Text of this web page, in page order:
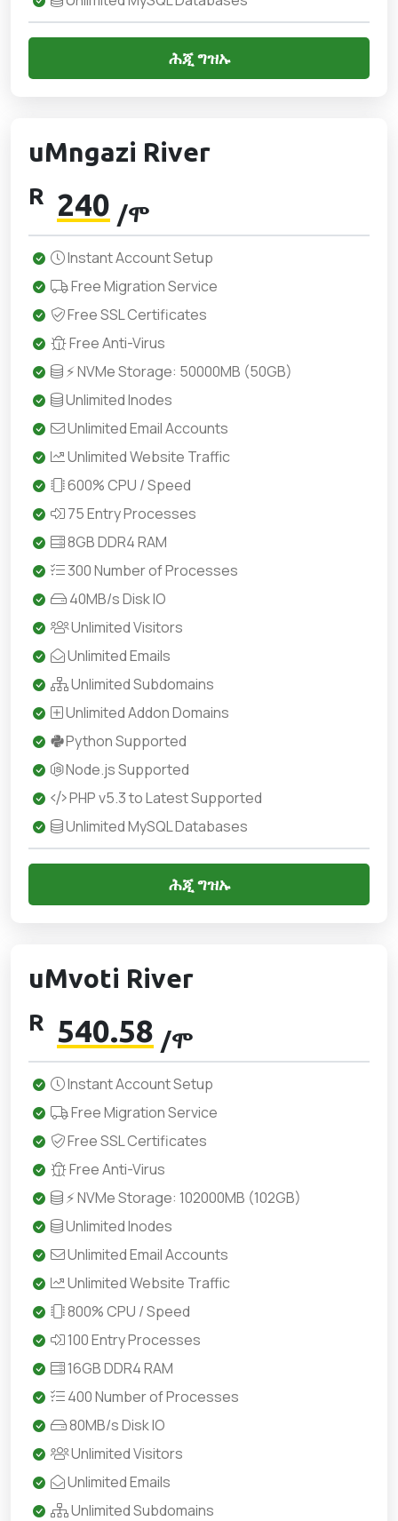
ሕጂ ግዝኡ
uMngazi River
R 240 /ሞ
Instant Account Setup
Free Migration Service
Free SSL Certificates
Free Anti-Virus
⚡ NVMe Storage: 50000MB (50GB)
Unlimited Inodes
Unlimited Email Accounts
Unlimited Website Traffic
600% CPU / Speed
75 Entry Processes
8GB DDR4 RAM
300 Number of Processes
40MB/s Disk IO
Unlimited Visitors
Unlimited Emails
Unlimited Subdomains
Unlimited Addon Domains
Python Supported
Node.js Supported
PHP v5.3 to Latest Supported
Unlimited MySQL Databases
ሕጂ ግዝኡ
uMvoti River
R 540.58 /ሞ
Instant Account Setup
Free Migration Service
Free SSL Certificates
Free Anti-Virus
⚡ NVMe Storage: 102000MB (102GB)
Unlimited Inodes
Unlimited Email Accounts
Unlimited Website Traffic
800% CPU / Speed
100 Entry Processes
16GB DDR4 RAM
400 Number of Processes
80MB/s Disk IO
Unlimited Visitors
Unlimited Emails
Unlimited Subdomains